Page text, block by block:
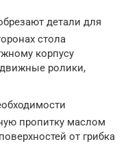
детали для
стола
корпусу
ролики,
пропитку маслом
от грибка